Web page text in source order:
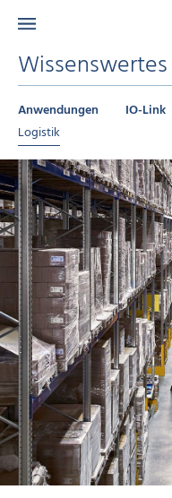
Wissenswertes
Anwendungen IO-Link
Logistik